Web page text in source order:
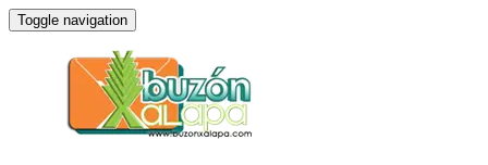
Toggle navigation